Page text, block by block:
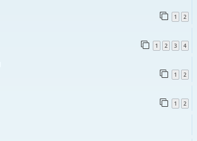
1 2
1 2 3 4
1 2
1 2